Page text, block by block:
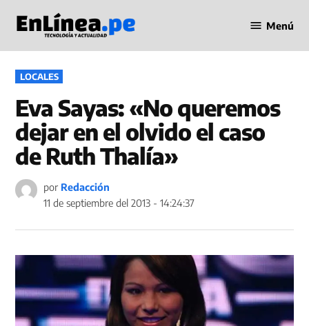
contenido
en Línea
Menú
PUBLICADO
EN
LOCALES
Eva Sayas: «No queremos
dejar en el olvido el caso
de Ruth Thalía»
por Redacción
11 de septiembre del 2013 - 14:24:37